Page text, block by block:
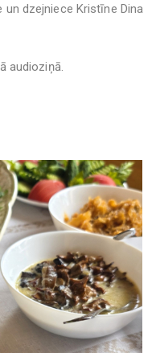
dzejniece Kristīne Dina
audioziņā.